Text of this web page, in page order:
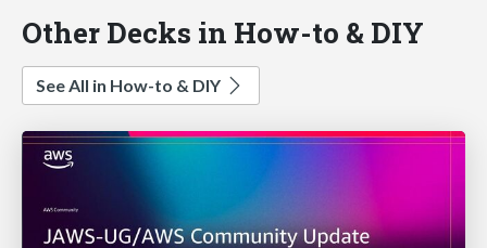
Other Decks in How-to & DIY
See All in How-to & DIY